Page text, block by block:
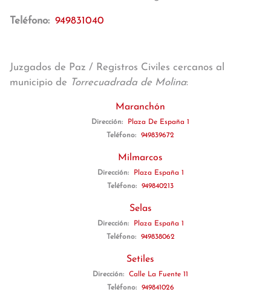
Teléfono: 949831040
Juzgados de Paz / Registros Civiles cercanos al
municipio de Torrecuadrada de Molina:
Maranchón
Dirección:
Plaza De España 1
Teléfono:
949839672
Milmarcos
Dirección:
Plaza España 1
Teléfono:
949840213
Selas
Dirección:
Plaza España 1
Teléfono:
949838062
Setiles
Dirección:
Calle La Fuente 11
Teléfono:
949841026